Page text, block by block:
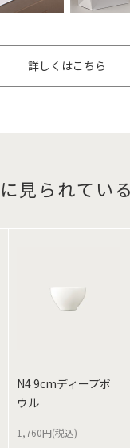
詳しくはこちら
見られてい
N4 9cmディープボ
ウル
1,760円(税込)